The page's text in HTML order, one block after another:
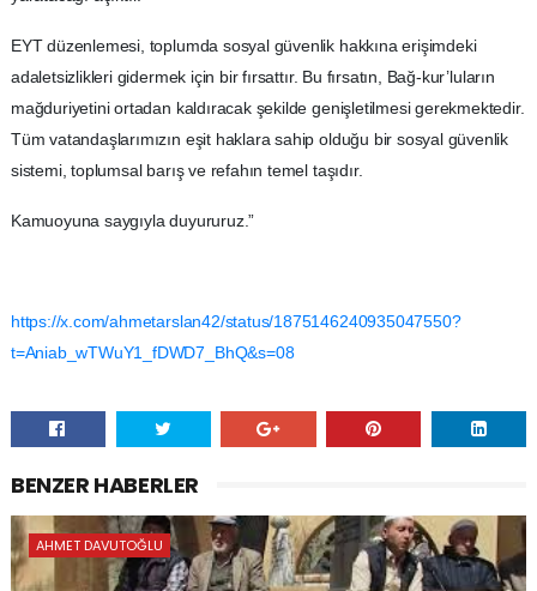
EYT düzenlemesi, toplumda sosyal güvenlik hakkına erişimdeki
adaletsizlikleri gidermek için bir fırsattır. Bu fırsatın, Bağ-kur’luların
mağduriyetini ortadan kaldıracak şekilde genişletilmesi gerekmektedir.
Tüm vatandaşlarımızın eşit haklara sahip olduğu bir sosyal güvenlik
sistemi, toplumsal barış ve refahın temel taşıdır.
Kamuoyuna saygıyla duyururuz.”
https://x.com/ahmetarslan42/status/1875146240935047550?
t=Aniab_wTWuY1_fDWD7_BhQ&s=08
BENZER HABERLER
AHMET DAVUTOĞLU